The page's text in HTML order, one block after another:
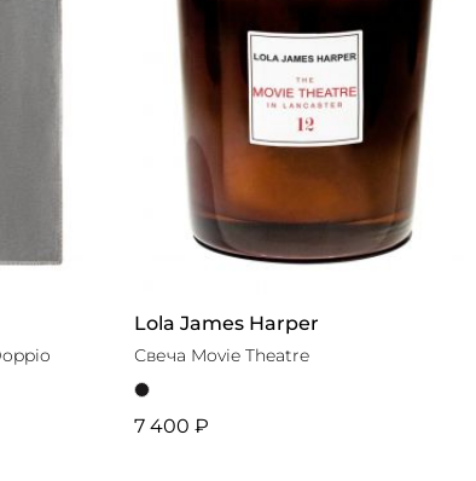
Lola James Harper
Свеча Movie Theatre
7 400 ₽